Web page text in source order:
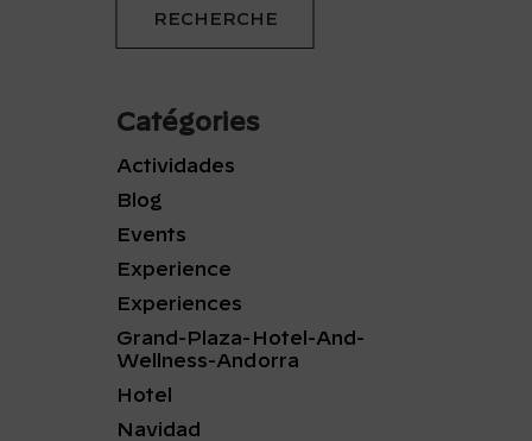
Catégories
Actividades
Blog
Events
Experience
Experiences
Grand-Plaza-Hotel-And-
Wellness-Andorra
Hotel
Navidad